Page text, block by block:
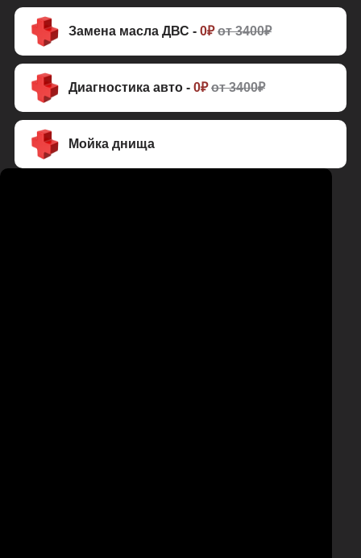
Мойка днища
Диагностика авто - 0₽ от 3400₽
Замена масла ДВС - 0₽от 3400₽